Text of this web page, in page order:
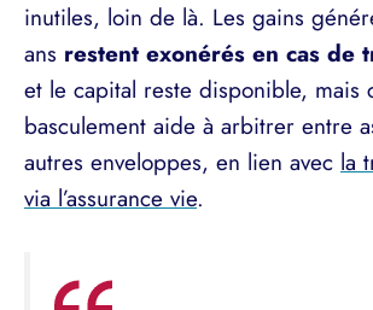
inutiles, loin de là. Les gains
ans restent exonérés en cas de
et le capital reste disponible, mais
basculement aide à arbitrer entre
autres enveloppes, en lien avec la
via l’assurance vie.